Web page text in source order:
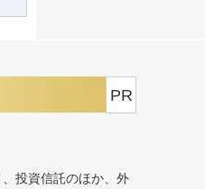
PR
投資信託のほか、外